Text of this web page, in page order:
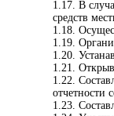
1.17. В
средств
1.18.
1.19.
1.20.
1.21.
1.22.
отчетности
1.23.